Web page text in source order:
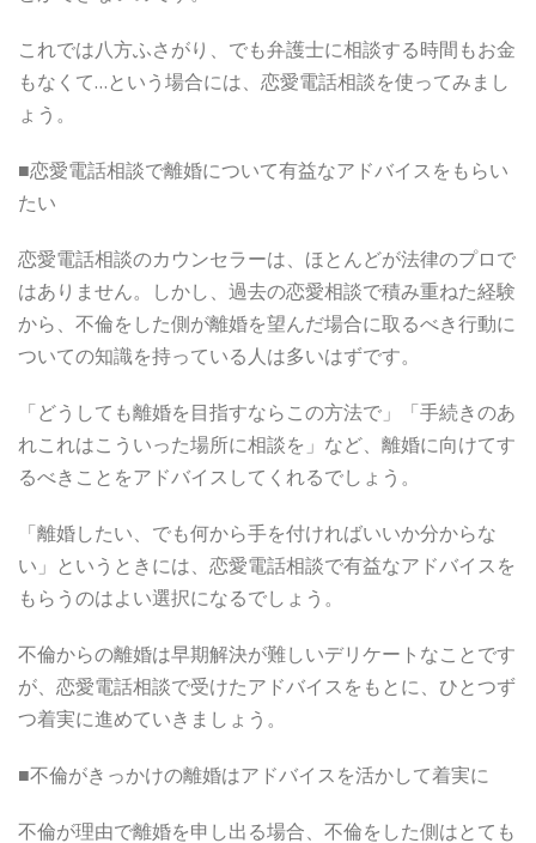
これでは八方ふさがり、でも弁護士に相談する時間もお金
もなくて…という場合には、恋愛電話相談を使ってみまし
ょう。
■恋愛電話相談で離婚について有益なアドバイスをもらい
たい
恋愛電話相談のカウンセラーは、ほとんどが法律のプロで
はありません。しかし、過去の恋愛相談で積み重ねた経験
から、不倫をした側が離婚を望んだ場合に取るべき行動に
ついての知識を持っている人は多いはずです。
「どうしても離婚を目指すならこの方法で」「手続きのあ
れこれはこういった場所に相談を」など、離婚に向けてす
るべきことをアドバイスしてくれるでしょう。
「離婚したい、でも何から手を付ければいいか分からな
い」というときには、恋愛電話相談で有益なアドバイスを
もらうのはよい選択になるでしょう。
不倫からの離婚は早期解決が難しいデリケートなことです
が、恋愛電話相談で受けたアドバイスをもとに、ひとつず
つ着実に進めていきましょう。
■不倫がきっかけの離婚はアドバイスを活かして着実に
不倫が理由で離婚を申し出る場合、不倫をした側はとても